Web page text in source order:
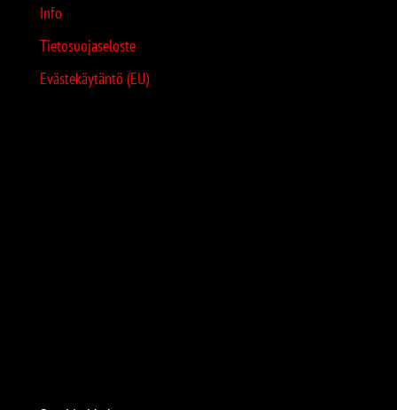
Info
Tietosuojaseloste
Evästekäytäntö (EU)